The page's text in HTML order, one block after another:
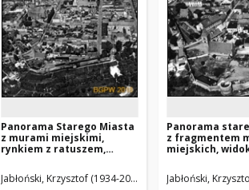
Panorama Starego Miasta
z murami miejskimi,
rynkiem z ratuszem,
NMP z wieżą i kościołem śś.
Jakuba i Mikołaja w tle,
Jabłoński, Krzysztof (1934-2014).
Panorama
z fragmentem
miejskich,
Chełmno
Jabłoński,